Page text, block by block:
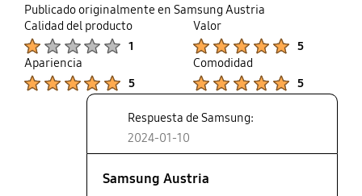
Ausmaß der Fehler wurde über die Zeit deutlich
schlimmer. Anschließend ist der Monitor zwar zu
benutzen, doch kann das ja nicht der Anspruch an
einen Monitor sein.
Publicado originalmente en Samsung Austria
Calidad del producto
1
Valor
5
Apariencia
5
Comodidad
5
Respuesta de Samsung:
2024-01-10
Samsung Austria